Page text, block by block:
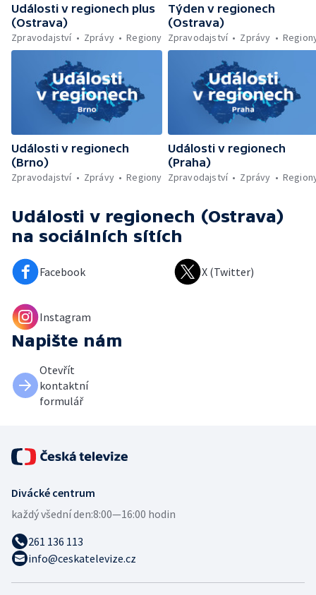
Události v regionech plus
(Ostrava)
Zpravodajství
Zprávy Regiony
Týden v regionech
(Ostrava)
Zpravodajství
Zprávy
Události v regionech
(Brno)
Zpravodajství
Zprávy Regiony
Události v regionech
(Praha)
Zpravodajství
Zprávy
Události v regionech (Ostrava)
na sociálních sítích
Facebook X (Twitter)
Instagram
Napište nám
Otevřít
kontaktní
formulář
Divácké centrum
každý všední den:8:00—16:00 hodin
261 136 113
info@ceskatelevize.cz